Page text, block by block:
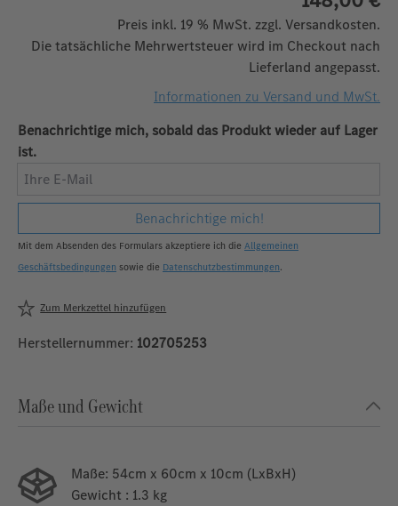
Preis inkl. 19 % MwSt. zzgl. Versandkosten.
Die tatsächliche Mehrwertsteuer wird im Checkout nach
Lieferland angepasst.
Informationen zu Versand und MwSt.
Benachrichtige mich, sobald das Produkt wieder auf Lager
ist.
Ihre E-Mail
Benachrichtige mich!
Mit dem Absenden des Formulars akzeptiere ich die Allgemeinen
Geschäftsbedingungen sowie die Datenschutzbestimmungen.
Zum Merkzettel hinzufügen
Herstellernummer: 102705253
Maße und Gewicht
Maße: 54cm x 60cm x 10cm (LxBxH)
Gewicht : 1.3 kg